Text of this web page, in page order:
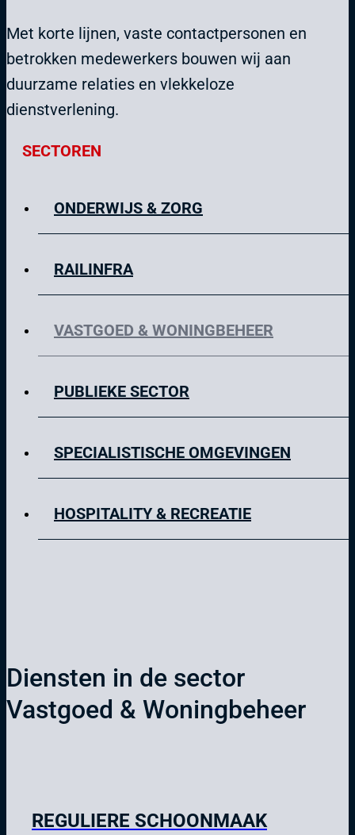
Met korte lijnen, vaste contactpersonen en
betrokken medewerkers bouwen wij aan
duurzame relaties en vlekkeloze
dienstverlening.
SECTOREN
ONDERWIJS & ZORG
RAILINFRA
VASTGOED & WONINGBEHEER
PUBLIEKE SECTOR
SPECIALISTISCHE OMGEVINGEN
HOSPITALITY & RECREATIE
Diensten in de sector
Vastgoed & Woningbeheer
REGULIERE SCHOONMAAK